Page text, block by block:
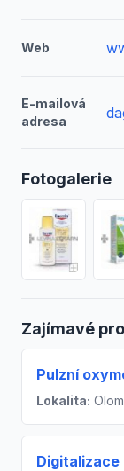
Web
E-mailová
adresa
Fotogalerie
Zajímavé
Pulzní
Lokalita:
Digitalizace